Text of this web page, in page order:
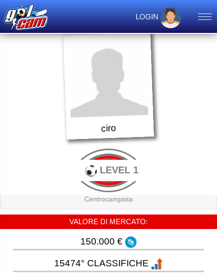
LOGIN
ciro
LEVEL 1
Centrocampista
VALORE DI MERCATO:
150.000 €
15474° CLASSIFICHE